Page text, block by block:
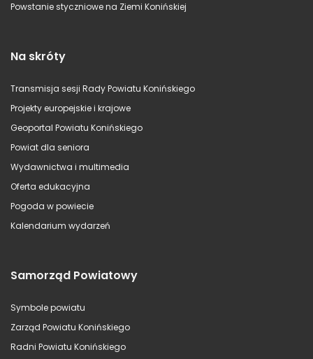
Powstanie styczniowe na Ziemi Konińskiej
Na skróty
Transmisja sesji Rady Powiatu Konińskiego
Projekty europejskie i krajowe
Geoportal Powiatu Konińskiego
Powiat dla seniora
Wydawnictwa i multimedia
Oferta edukacyjna
Pogoda w powiecie
Kalendarium wydarzeń
Samorząd Powiatowy
Symbole powiatu
Zarząd Powiatu Konińskiego
Radni Powiatu Konińskiego